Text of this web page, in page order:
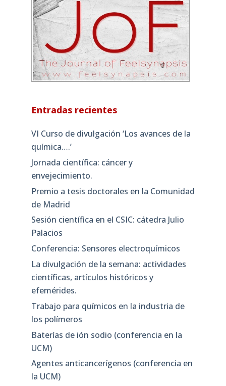
Entradas recientes
VI Curso de divulgación ‘Los avances de la
química….’
Jornada científica: cáncer y
envejecimiento.
Premio a tesis doctorales en la Comunidad
de Madrid
Sesión científica en el CSIC: cátedra Julio
Palacios
Conferencia: Sensores electroquímicos
La divulgación de la semana: actividades
científicas, artículos históricos y
efemérides.
Trabajo para químicos en la industria de
los polímeros
Baterías de ión sodio (conferencia en la
UCM)
Agentes anticancerígenos (conferencia en
la UCM)